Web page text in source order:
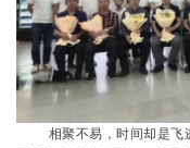
相聚不易，时间却是